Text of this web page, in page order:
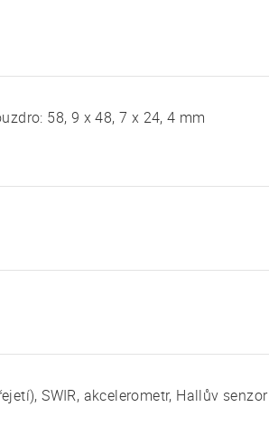
58, 9 x 48, 7 x 24, 4 mm
SWIR, akcelerometr, Hallův senzor